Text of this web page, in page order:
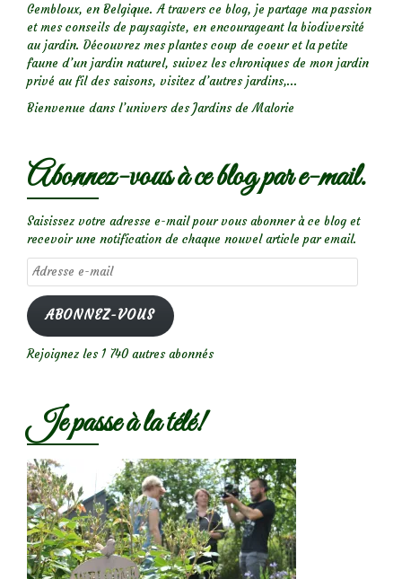
Gembloux, en Belgique. A travers ce blog, je partage ma passion
et mes conseils de paysagiste, en encourageant la biodiversité
au jardin. Découvrez mes plantes coup de coeur et la petite
faune d’un jardin naturel, suivez les chroniques de mon jardin
privé au fil des saisons, visitez d’autres jardins,...
Bienvenue dans l’univers des Jardins de Malorie
Abonnez-vous à ce blog par e-mail.
Saisissez votre adresse e-mail pour vous abonner à ce blog et
recevoir une notification de chaque nouvel article par email.
Adresse
e-
mail
ABONNEZ-VOUS
Rejoignez les 1 740 autres abonnés
Je passe à la télé!